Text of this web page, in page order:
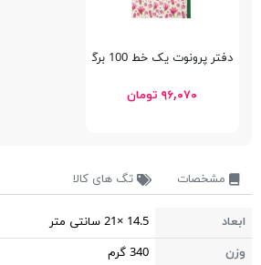
دفتر پرونوت یک خط 100 برگ پاپکو PN-9170
۹۶,۰۷۰ تومان
مشخصات تگ های کالا
ابعاد
14.5 ×21 سانتی متر
وزن
340 گرم